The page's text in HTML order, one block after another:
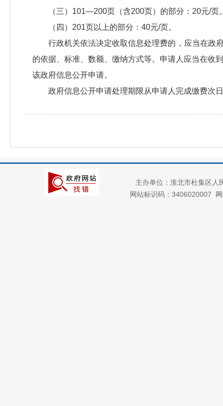
（三）101—200页（含200页）的部分：20元/页
（四）201页以上的部分：40元/页。
行政机关依法决定收取信息处理费的，应当在政
的依据、标准、数额、缴纳方式等。申请人应当在收
该政府信息公开申请。
政府信息公开申请处理期限从申请人完成缴费次
主办单位：淮北市杜集区
网站标识码：3406020007